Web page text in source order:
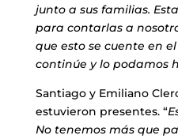
junto a sus familias.
para contarlas a
que esto se cuente en
continúe y lo podamos
Santiago y Emiliano
estuvieron presentes. “
No tenemos más que